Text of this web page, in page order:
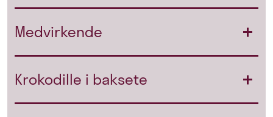
Medvirkende
Krokodille i baksete